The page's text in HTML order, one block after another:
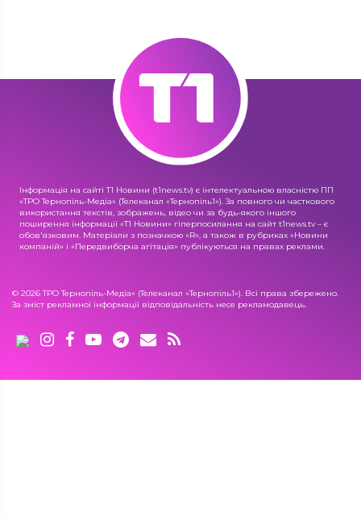
Інформація на сайті Т1 Новини (t1news.tv) є інтелектуальною власністю ПП
«ТРО Тернопіль-Медіа» (Телеканал «Тернопіль1»). За повного чи часткового
використання текстів, зображень, відео чи за будь-якого іншого
поширення інформації «Т1 Новини» гіперпосилання на сайт t1news.tv – є
обов'язковим. Матеріали з позначкою «R», а також в рубриках «Новини
компаній» і «Передвиборча агітація» публікуються на правах реклами.
© 2026 ТРО Тернопіль-Медіа» (Телеканал «Тернопіль1»). Всі права збережено.
За зміст рекламної інформації відповідальність несе рекламодавець.